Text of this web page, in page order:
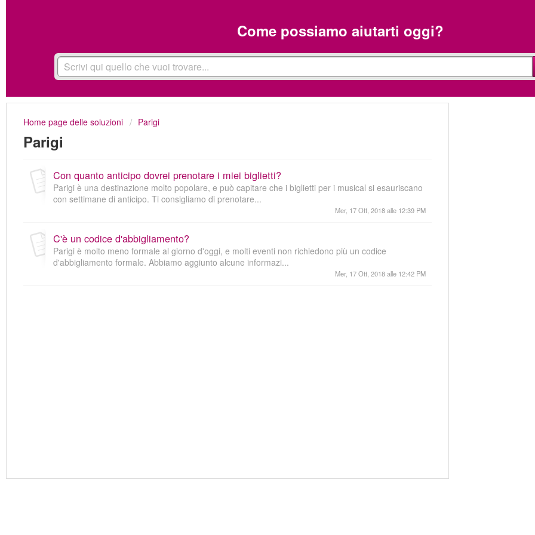
Come possiamo aiutarti oggi?
Home page delle soluzioni Parigi
Parigi
Con quanto anticipo dovrei prenotare i miei biglietti?
Parigi è una destinazione molto popolare, e può capitare che i biglietti per i musical si esauriscano
con settimane di anticipo. Ti consigliamo di prenotare...
Mer, 17 Ott, 2018 alle 12:39 PM
C'è un codice d'abbigliamento?
Parigi è molto meno formale al giorno d'oggi, e molti eventi non richiedono più un codice
d'abbigliamento formale. Abbiamo aggiunto alcune informazi...
Mer, 17 Ott, 2018 alle 12:42 PM